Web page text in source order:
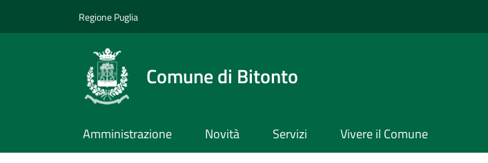
Regione Puglia
Comune di Bitonto
Amministrazione Novità Servizi Vivere il Comune